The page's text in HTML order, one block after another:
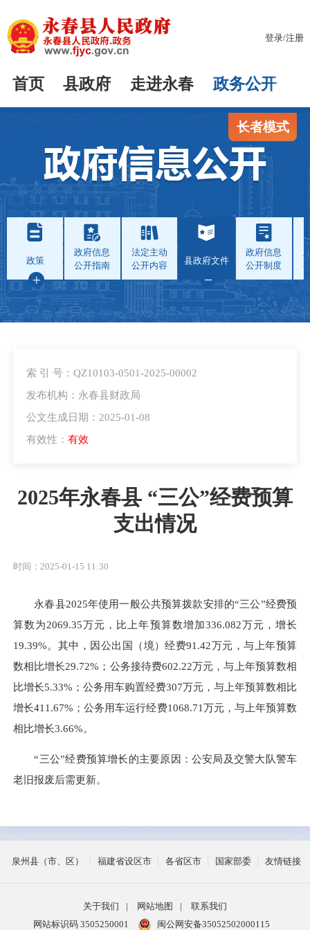
登录/注册
首页 县政府 走进永春 政务公开
长者模式
政策
政府信息
公开指南
法定主动
公开内容
县政府文件
政府信息
公开制度
索 引 号：QZ10103-0501-2025-00002
发布机构：永春县财政局
公文生成日期：2025-01-08
有效性： 有效
2025年永春县 “三公”经费预算
支出情况
时间：2025-01-15 11:30
永春县2025年使用一般公共预算拨款安排的“三公”经费预
算数为2069.35万元，比上年预算数增加336.082万元，增长
19.39%。其中，因公出国（境）经费91.42万元，与上年预算
数相比增长29.72%；公务接待费602.22万元，与上年预算数相
比增长5.33%；公务用车购置经费307万元，与上年预算数相比
增长411.67%；公务用车运行经费1068.71万元，与上年预算数
相比增长3.66%。
“三公”经费预算增长的主要原因：公安局及交警大队警车
老旧报废后需更新。
泉州县（市、区） 福建省设区市 各省区市 国家部委 友情链接
关于我们 | 网站地图 |
联系我们
网站标识码 3505250001
闽公网安备35052502000115